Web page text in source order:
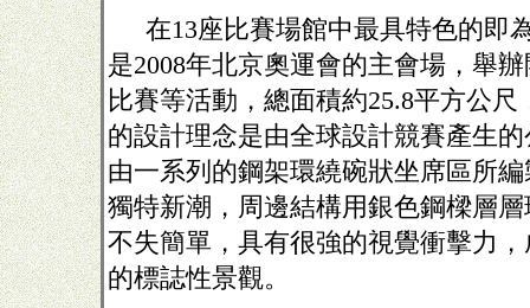
在13座比賽場館中最具特色的即
是2008年北京奧運會的主會場，舉
比賽等活動，總面積約25.8平方公尺
的設計理念是由全球設計競賽產生
由一系列的鋼架環繞碗狀坐席區所
獨特新潮，周邊結構用銀色鋼樑層
不失簡單，具有很強的視覺衝擊力
的標誌性景觀。